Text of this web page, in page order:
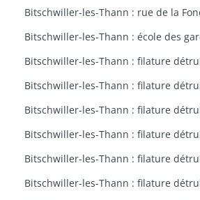
Bitschwiller-les-Thann : rue de la
Bitschwiller-les-Thann : filature
Bitschwiller-les-Thann : filature
Bitschwiller-les-Thann : filature
Bitschwiller-les-Thann : filature
Bitschwiller-les-Thann : filature
Bitschwiller-les-Thann : filature